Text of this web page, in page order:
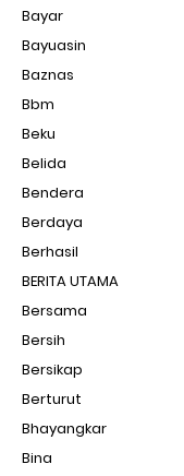
Bayar
Bayuasin
Baznas
Bbm
Beku
Belida
Bendera
Berdaya
Berhasil
BERITA UTAMA
Bersama
Bersih
Bersikap
Berturut
Bhayangkar
Bina